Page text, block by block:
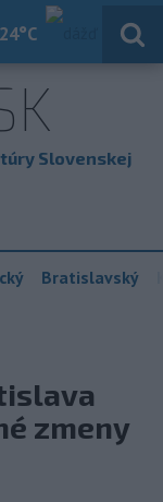
24°C
Slovensko
Slovenskej
Bratislavský
zmeny